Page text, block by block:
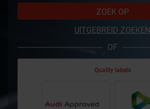
ZOEK OP
UITGEBREID ZOEKEN
OF
Quality labels